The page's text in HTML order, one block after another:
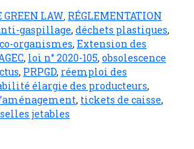
GREEN LAW RÉGLEMENTATION
gaspillage, déchets plastiques,
organismes, Extension des
, loi n° 2020-105, obsolescence
, PRPGD, réemploi des
élargie des producteurs,
, tickets de caisse,
jetables